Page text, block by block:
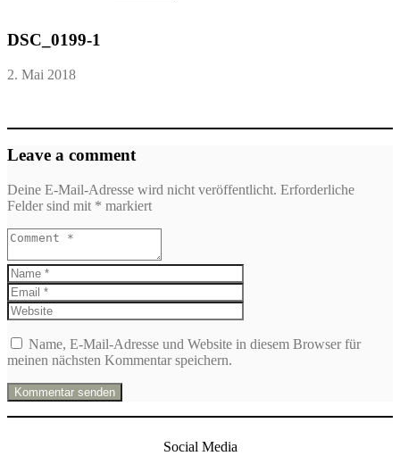
DSC_0199-1
2. Mai 2018
Leave a comment
Deine E-Mail-Adresse wird nicht veröffentlicht. Erforderliche
Felder sind mit * markiert
Name, E-Mail-Adresse und Website in diesem Browser für
meinen nächsten Kommentar speichern.
Social Media